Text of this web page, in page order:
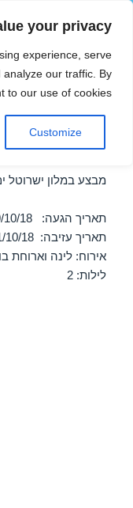
your privacy
experience, serve
our traffic. By
to our use of cookies.
Customize
הוטצימר
חופשה
אילת 29/10/2018
מבצע במלון ישרוטל
תאריך הגעה: 29/10/18
תאריך עזיבה: 31/10/18
אירוח: לינה וארוחת
לילות: 2